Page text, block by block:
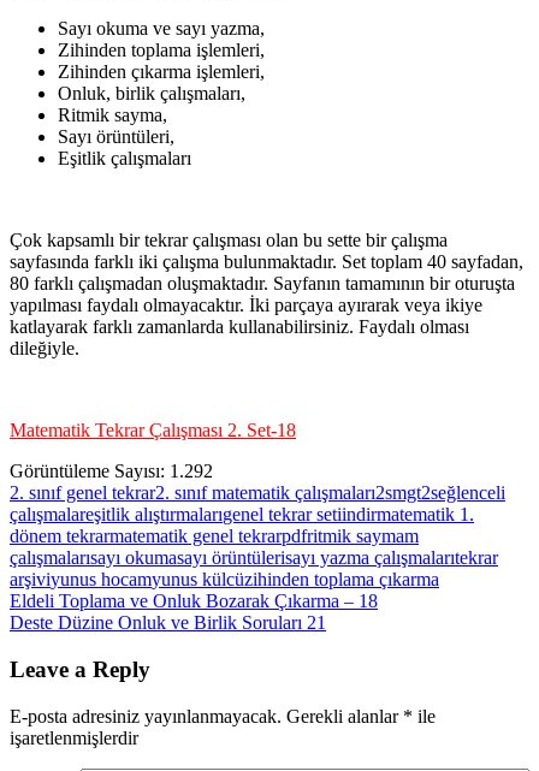
Sayı okuma ve sayı yazma,
Zihinden toplama işlemleri,
Zihinden çıkarma işlemleri,
Onluk, birlik çalışmaları,
Ritmik sayma,
Sayı örüntüleri,
Eşitlik çalışmaları
Çok kapsamlı bir tekrar çalışması olan bu sette bir çalışma
sayfasında farklı iki çalışma bulunmaktadır. Set toplam 40 sayfadan,
80 farklı çalışmadan oluşmaktadır. Sayfanın tamamının bir oturuşta
yapılması faydalı olmayacaktır. İki parçaya ayırarak veya ikiye
katlayarak farklı zamanlarda kullanabilirsiniz. Faydalı olması
dileğiyle.
Matematik Tekrar Çalışması 2. Set-18
Görüntüleme Sayısı: 1.292
2. sınıf genel tekrar2. sınıf matematik çalışmaları2smgt2seğlenceli
çalışmalareşitlik alıştırmalarıgenel tekrar setiindirmatematik 1.
dönem tekrarmatematik genel tekrarpdfritmik saymam
çalışmalarısayı okumasayı örüntülerisayı yazma çalışmalarıtekrar
arşiviyunus hocamyunus külcüzihinden toplama çıkarma
Yazı
gezinmesi
Previous
Post:
Eldeli Toplama ve Onluk Bozarak Çıkarma – 18
Next
Deste Düzine Onluk ve Birlik Soruları 21
Leave a Reply
E-posta adresiniz yayınlanmayacak. Gerekli alanlar * ile
işaretlenmişlerdir